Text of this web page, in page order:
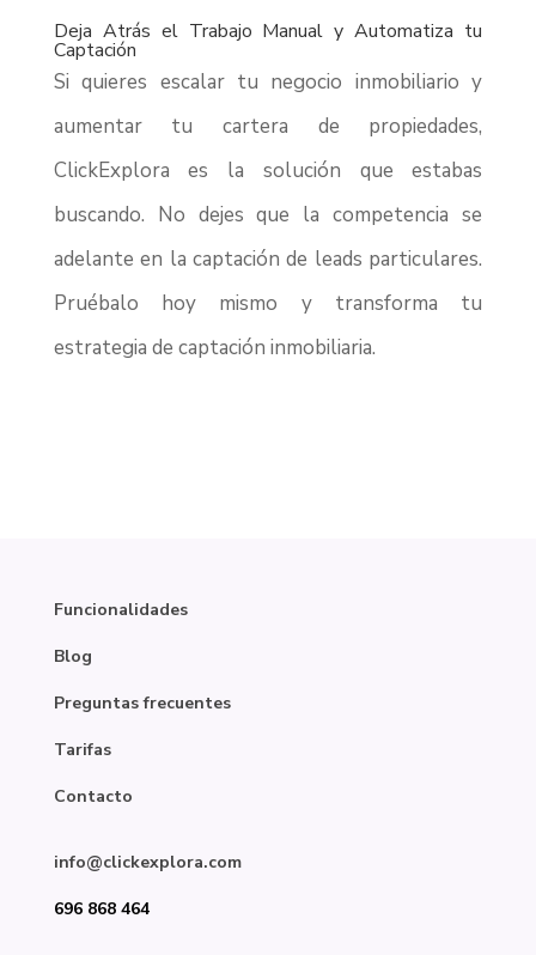
Deja Atrás el Trabajo Manual y Automatiza tu
Captación
Si quieres escalar tu negocio inmobiliario y
aumentar tu cartera de propiedades,
ClickExplora es la solución que estabas
buscando. No dejes que la competencia se
adelante en la captación de leads particulares.
Pruébalo hoy mismo y transforma tu
estrategia de captación inmobiliaria.
Funcionalidades
Blog
Preguntas frecuentes
Tarifas
Contacto
info@clickexplora.com
696 868 464